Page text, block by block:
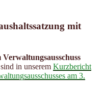
mit
Verwaltungsausschuss
in unserem Kurzbericht
am 3.